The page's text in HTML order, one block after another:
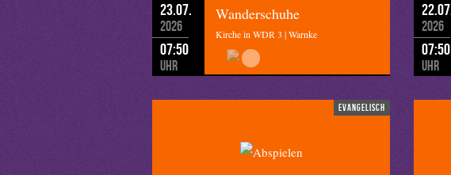
23.07.
2026
07:50
Uhr
Wanderschuhe
Kirche in WDR 3 | Warnke
22.07.
2026
07:50
Uhr
evangelisch